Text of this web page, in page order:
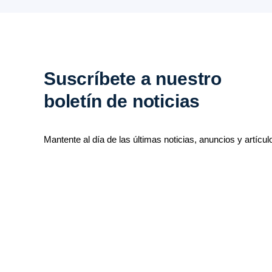
Suscríbete a nuestro
boletín de noticias
Mantente al día de las últimas noticias, anuncios y